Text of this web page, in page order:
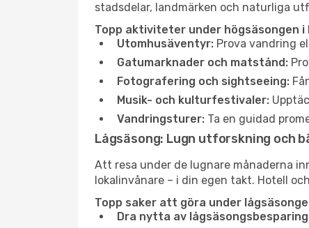
stadsdelar, landmärken och naturliga
Topp aktiviteter under högsäsongen i
Utomhusäventyr: Prova vandring
Gatumarknader och matstånd:
Fotografering och sightseeing:
Musik- och kulturfestivaler:
Vandringsturer: Ta en guidad
Lågsäsong: Lugn utforskning och
Att resa under de lugnare månaderna
lokalinvånare – i din egen takt. Hotell
Topp saker att göra under
Dra nytta av